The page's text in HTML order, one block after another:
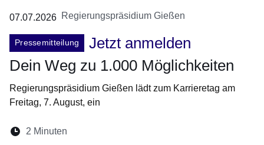
07.07.2026 Regierungspräsidium Gießen
Pressemitteilung
Jetzt anmelden
Dein Weg zu 1.000 Möglichkeiten
Regierungspräsidium Gießen lädt zum Karrieretag am
Freitag, 7. August, ein
Lesedauer:
2 Minuten